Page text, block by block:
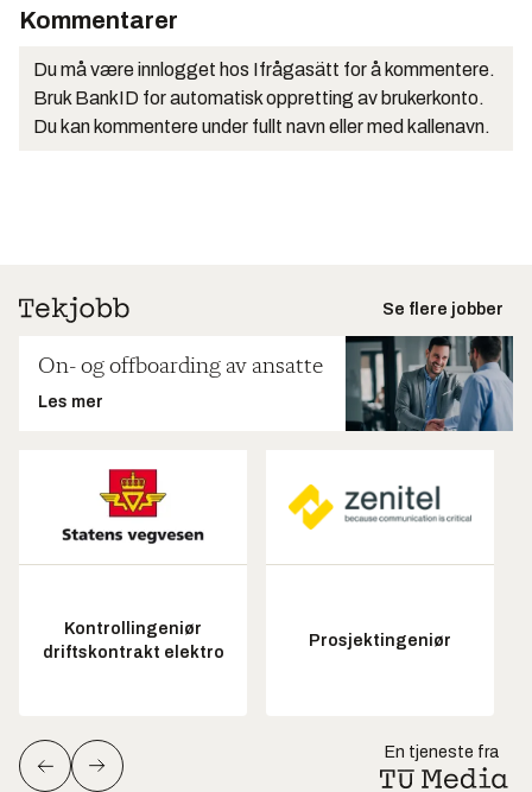
Kommentarer
Du må være innlogget hos Ifrågasätt for å kommentere.
Bruk BankID for automatisk oppretting av brukerkonto.
Du kan kommentere under fullt navn eller med kallenavn.
Se flere jobber
On- og offboarding av ansatte
Les mer
Kontrollingeniør
driftskontrakt elektro
Prosjektingeniør
En tjeneste fra